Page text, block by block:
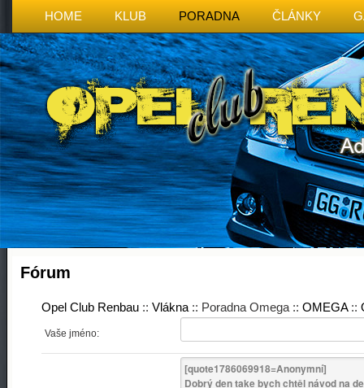
HOME KLUB PORADNA ČLÁNKY
Fórum
Opel Club Renbau :: Vlákna :: Poradna Omega :: OMEGA::
Vaše jméno: